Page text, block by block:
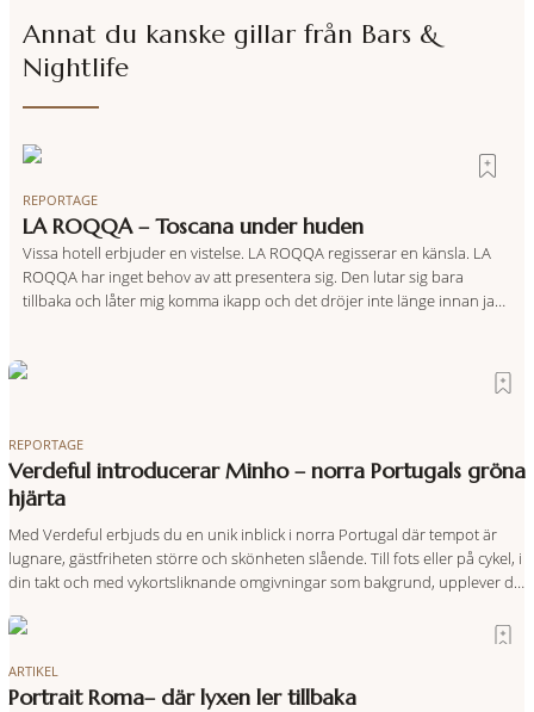
Annat du kanske gillar från Bars &
Nightlife
REPORTAGE
LA ROQQA – Toscana under huden
Vissa hotell erbjuder en vistelse. LA ROQQA regisserar en känsla. LA
ROQQA har inget behov av att presentera sig. Den lutar sig bara
tillbaka och låter mig komma ikapp och det dröjer inte länge innan jag
REPORTAGE
Verdeful introducerar Minho – norra Portugals gröna
hjärta
Med Verdeful erbjuds du en unik inblick i norra Portugal där tempot är
lugnare, gästfriheten större och skönheten slående. Till fots eller på cykel, i
din takt och med vykortsliknande omgivningar som bakgrund, upplever du
och sagolika landskap – detta är slow travel när det
ARTIKEL
Portrait Roma– där lyxen ler tillbaka